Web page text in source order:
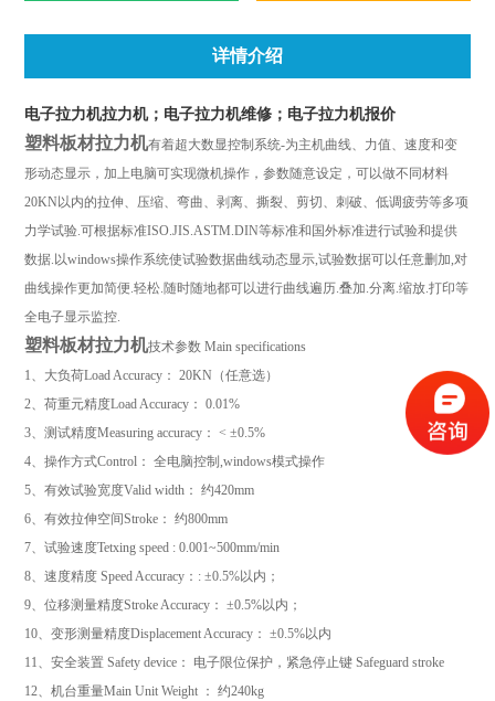
详情介绍
电子拉力机拉力机；电子拉力机维修；电子拉力机报价
塑料板材拉力机有着超大数显控制系统-为主机曲线、力值、速度和变
形动态显示，加上电脑可实现微机操作，参数随意设定，可以做不同材料
20KN 以内的拉伸、压缩、弯曲、剥离、撕裂、剪切、刺破、低调疲劳等多项
力学试验.可根据标准ISO.JIS.ASTM.DIN等标准和国外标准进行试验和提供
数据. 以windows操作系统使试验数据曲线动态显示,试验数据可以任意删加,对
曲线操作更加简便.轻松.随时随地都可以进行曲线遍历.叠加.分离.缩放.打印等
全电子显示监控.
塑料板材拉力机技术参数 Main specifications
1、大负荷Load Accuracy ： 20KN （任意选）
2、荷重元精度Load Accuracy ： 0.01%
3、测试精度Measuring accuracy ： < ±0.5%
4、操作方式Control ： 全电脑控制,windows模式操作
5、有效试验宽度Valid width ： 约420mm
6、有效拉伸空间Stroke ： 约800mm
7、试验速度Tetxing speed : 0.001~500mm/min
8、速度精度 Speed Accuracy ： : ±0.5%以内；
9、位移测量精度Stroke Accuracy ： ±0.5%以内；
10、变形测量精度Displacement Accuracy ： ±0.5%以内
11、安全装置 Safety device ： 电子限位保护，紧急停止键 Safeguard stroke
12、机台重量Main Unit Weight ： 约240kg